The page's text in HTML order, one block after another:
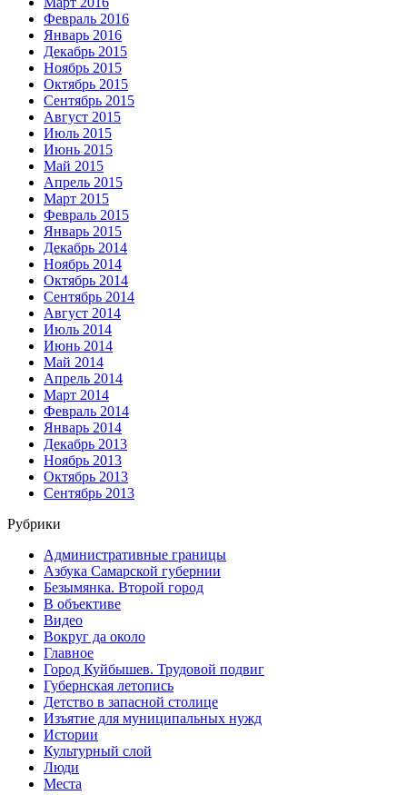
Февраль 2016
Январь 2016
Декабрь 2015
Ноябрь 2015
Октябрь 2015
Сентябрь 2015
Август 2015
Июль 2015
Июнь 2015
Май 2015
Апрель 2015
Март 2015
Февраль 2015
Январь 2015
Декабрь 2014
Ноябрь 2014
Октябрь 2014
Сентябрь 2014
Август 2014
Июль 2014
Июнь 2014
Май 2014
Апрель 2014
Март 2014
Февраль 2014
Январь 2014
Декабрь 2013
Ноябрь 2013
Октябрь 2013
Сентябрь 2013
Рубрики
Административные границы
Азбука Самарской губернии
Безымянка. Второй город
В объективе
Видео
Вокруг да около
Главное
Город Куйбышев. Трудовой подвиг
Губернская летопись
Детство в запасной столице
Изъятие для муниципальных нужд
Истории
Культурный слой
Люди
Места